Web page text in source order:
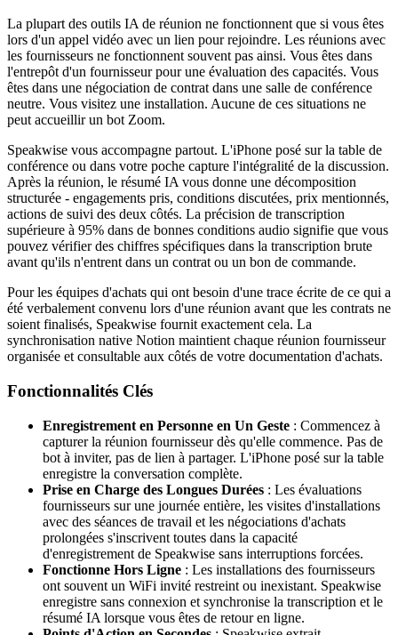
La plupart des outils IA de réunion ne fonctionnent que si vous êtes
lors d'un appel vidéo avec un lien pour rejoindre. Les réunions avec
les fournisseurs ne fonctionnent souvent pas ainsi. Vous êtes dans
l'entrepôt d'un fournisseur pour une évaluation des capacités. Vous
êtes dans une négociation de contrat dans une salle de conférence
neutre. Vous visitez une installation. Aucune de ces situations ne
peut accueillir un bot Zoom.
Speakwise vous accompagne partout. L'iPhone posé sur la table de
conférence ou dans votre poche capture l'intégralité de la discussion.
Après la réunion, le résumé IA vous donne une décomposition
structurée - engagements pris, conditions discutées, prix mentionnés,
actions de suivi des deux côtés. La précision de transcription
supérieure à 95% dans de bonnes conditions audio signifie que vous
pouvez vérifier des chiffres spécifiques dans la transcription brute
avant qu'ils n'entrent dans un contrat ou un bon de commande.
Pour les équipes d'achats qui ont besoin d'une trace écrite de ce qui a
été verbalement convenu lors d'une réunion avant que les contrats ne
soient finalisés, Speakwise fournit exactement cela. La
synchronisation native Notion maintient chaque réunion fournisseur
organisée et consultable aux côtés de votre documentation d'achats.
Fonctionnalités Clés
Enregistrement en Personne en Un Geste : Commencez à
capturer la réunion fournisseur dès qu'elle commence. Pas de
bot à inviter, pas de lien à partager. L'iPhone posé sur la table
enregistre la conversation complète.
Prise en Charge des Longues Durées : Les évaluations
fournisseurs sur une journée entière, les visites d'installations
avec des séances de travail et les négociations d'achats
prolongées s'inscrivent toutes dans la capacité
d'enregistrement de Speakwise sans interruptions forcées.
Fonctionne Hors Ligne : Les installations des fournisseurs
ont souvent un WiFi invité restreint ou inexistant. Speakwise
enregistre sans connexion et synchronise la transcription et le
résumé IA lorsque vous êtes de retour en ligne.